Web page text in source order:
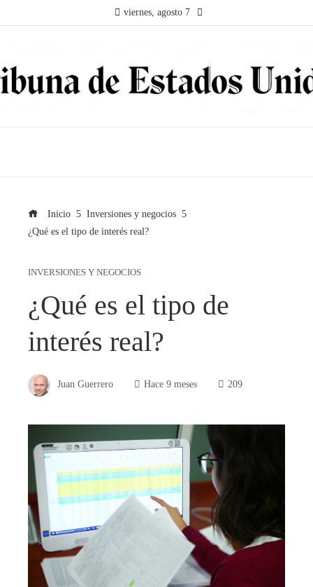
viernes, agosto 7
Inicio
Inversiones y negocios
¿Qué es el tipo de interés real?
INVERSIONES Y NEGOCIOS
¿Qué es el tipo de
interés real?
Juan Guerrero Hace 9 meses 209